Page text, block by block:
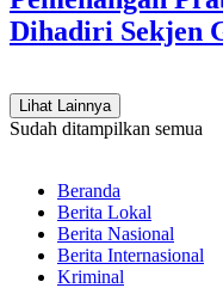
Dihadiri Sekjen
Lihat Lainnya
Sudah ditampilkan semua
Beranda
Berita Lokal
Berita Nasional
Berita Internasional
Kriminal